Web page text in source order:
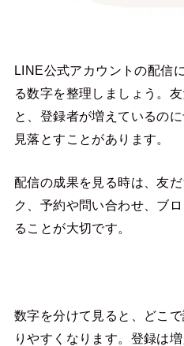
LINE公式アカウントの配信
る数字を整理しましょう。
と、登録者が増えているの
見落とすことがあります。
配信の成果を見る時は、友
ク、予約や問い合わせ、ブ
ることが大切です。
数字を分けて見ると、どこ
りやすくなります。登録は